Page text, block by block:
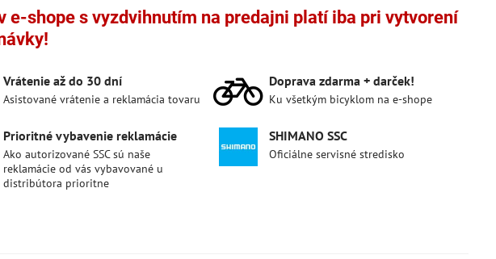
e-shope s vyzdvihnutím na predajni platí iba pri vytvorení
Vrátenie až do 30 dní
Asistované vrátenie a reklamácia tovaru
Doprava zdarma + darček!
Ku všetkým bicyklom na e-shope
Prioritné vybavenie reklamácie
Ako autorizované SSC sú naše
reklamácie od vás vybavované u
distribútora prioritne
SHIMANO SSC
Oficiálne servisné stredisko